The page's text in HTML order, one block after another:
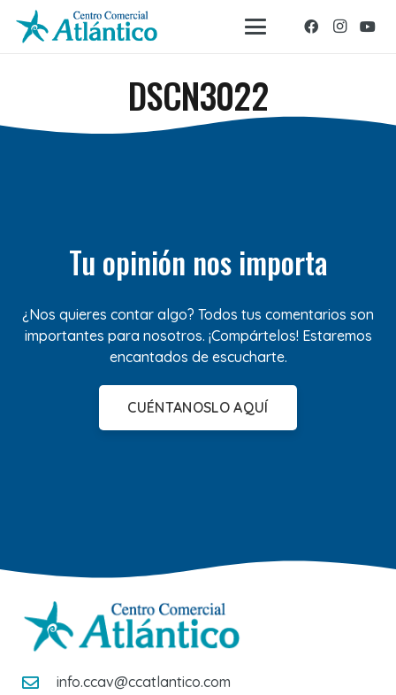
DSCN3022
Tu opinión nos importa
¿Nos quieres contar algo? Todos tus comentarios son
importantes para nosotros. ¡Compártelos! Estaremos
encantados de escucharte.
CUÉNTANOSLO AQUÍ
info.ccav@ccatlantico.com